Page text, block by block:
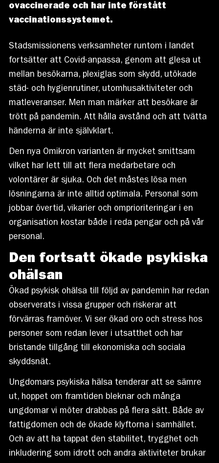
ovaccinerade och har inte förstått
vaccinationssystemet.
Stadsmissionens verksamheter runtom i landet
fortsätter att Covid-anpassa, genom att glesa ut
mellan besökarna, plexiglas som skydd, utökade
städ- och hygienrutiner, utomhusaktiviteter och
matleveranser. Men man märker att besökare är
trött på pandemin. Att hålla avstånd och att tvätta
händerna är inte självklart.
Den nya Omikron varianten är mycket smittsam
vilket har lett till att flera medarbetare och
volontärer är sjuka. Och det måstes lösa men
lösningarna är inte alltid optimala. Personal som
jobbar övertid, vikarier och omprioriteringar i en
organisation kostar både i reda pengar och på vår
personal.
Den fortsatt ökade psykiska
ohälsan
Ökad psykisk ohälsa till följd av pandemin har redan
observerats i vissa grupper och riskerar att
förvärras framöver. Vi ser ökad oro och stress hos
personer som redan lever i utsatthet och har
bristande tillgång till ekonomiska och sociala
skyddsnät.
Ungdomars psykiska hälsa tenderar att se sämre
ut, hoppet om framtiden bleknar och många
ungdomar vi möter drabbas på flera sätt. Både av
fattigdomen och de ökade klyftorna i samhället.
Och av att ha tappat den stabilitet, trygghet och
inkludering som idrott och andra aktiviteter brukar